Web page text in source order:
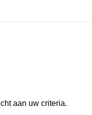
aan uw criteria.